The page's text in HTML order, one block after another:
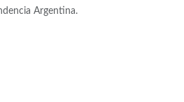
Argentina.